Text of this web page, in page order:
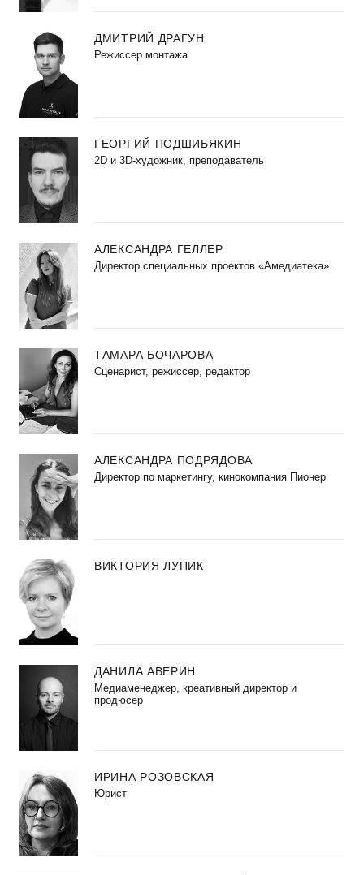
ДМИТРИЙ ДРАГУН
Режиссер монтажа
ГЕОРГИЙ ПОДШИБЯКИН
2D и 3D-художник, преподаватель
АЛЕКСАНДРА ГЕЛЛЕР
Директор специальных проектов «Амедиатека»
ТАМАРА БОЧАРОВА
Сценарист, режиссер, редактор
АЛЕКСАНДРА ПОДРЯДОВА
Директор по маркетингу, кинокомпания Пионер
ВИКТОРИЯ ЛУПИК
ДАНИЛА АВЕРИН
Медиаменеджер, креативный директор и
продюсер
ИРИНА РОЗОВСКАЯ
Юрист